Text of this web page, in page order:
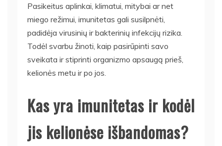
Pasikeitus aplinkai, klimatui, mitybai ar net
miego režimui, imunitetas gali susilpnėti,
padidėja virusinių ir bakterinių infekcijų rizika.
Todėl svarbu žinoti, kaip pasirūpinti savo
sveikata ir stiprinti organizmo apsaugą prieš,
kelionės metu ir po jos.
Kas yra imunitetas ir kodėl
jis kelionėse išbandomas?